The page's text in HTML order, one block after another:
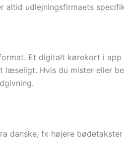
udlejningsfirmaets
Et digitalt kørekort i
Hvis du mister eller
danske, fx højere